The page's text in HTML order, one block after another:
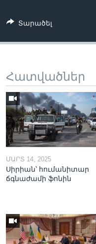
Տարածել
Հատվածներ
ՄԱՐՏ 14, 2025
Սիրիան՝ հումանիտար
ճգնաժամի ֆոնին